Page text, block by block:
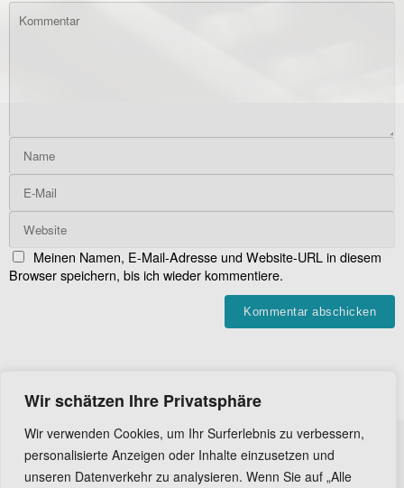
Wir schätzen Ihre Privatsphäre
Wir verwenden Cookies, um Ihr Surferlebnis zu verbessern,
personalisierte Anzeigen oder Inhalte einzusetzen und
unseren Datenverkehr zu analysieren. Wenn Sie auf „Alle
Meinen Namen, E-Mail-Adresse und Website-URL in diesem
Browser speichern, bis ich wieder kommentiere.
© 2014-2022 Big Easy Studio - Alle Rechte vorbehalten